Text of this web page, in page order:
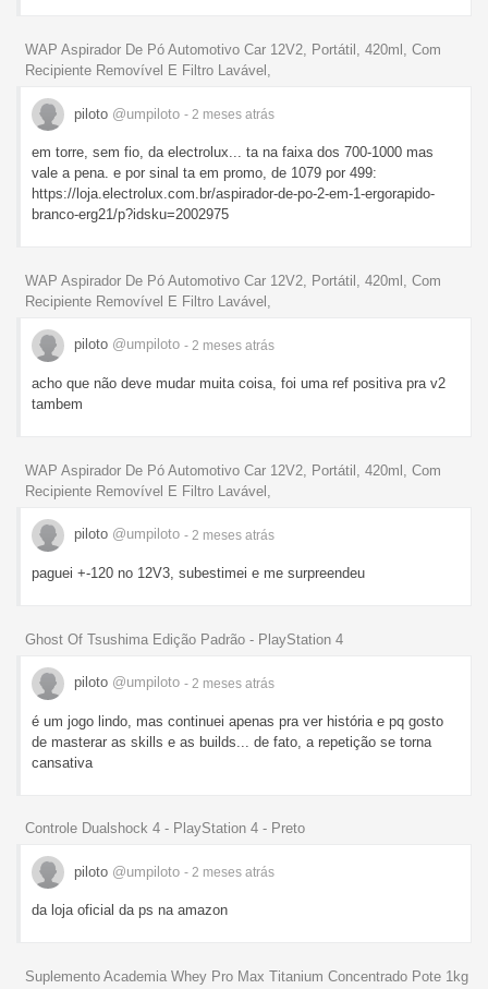
WAP Aspirador De Pó Automotivo Car 12V2, Portátil, 420ml, Com
Recipiente Removível E Filtro Lavável,
piloto @umpiloto - 2 meses atrás
em torre, sem fio, da electrolux... ta na faixa dos 700-1000 mas
vale a pena. e por sinal ta em promo, de 1079 por 499:
https://loja.electrolux.com.br/aspirador-de-po-2-em-1-ergorapido-
branco-erg21/p?idsku=2002975
WAP Aspirador De Pó Automotivo Car 12V2, Portátil, 420ml, Com
Recipiente Removível E Filtro Lavável,
piloto @umpiloto - 2 meses atrás
acho que não deve mudar muita coisa, foi uma ref positiva pra v2
tambem
WAP Aspirador De Pó Automotivo Car 12V2, Portátil, 420ml, Com
Recipiente Removível E Filtro Lavável,
piloto @umpiloto - 2 meses atrás
paguei +-120 no 12V3, subestimei e me surpreendeu
Ghost Of Tsushima Edição Padrão - PlayStation 4
piloto @umpiloto - 2 meses atrás
é um jogo lindo, mas continuei apenas pra ver história e pq gosto
de masterar as skills e as builds... de fato, a repetição se torna
cansativa
Controle Dualshock 4 - PlayStation 4 - Preto
piloto @umpiloto - 2 meses atrás
da loja oficial da ps na amazon
Suplemento Academia Whey Pro Max Titanium Concentrado Pote 1kg